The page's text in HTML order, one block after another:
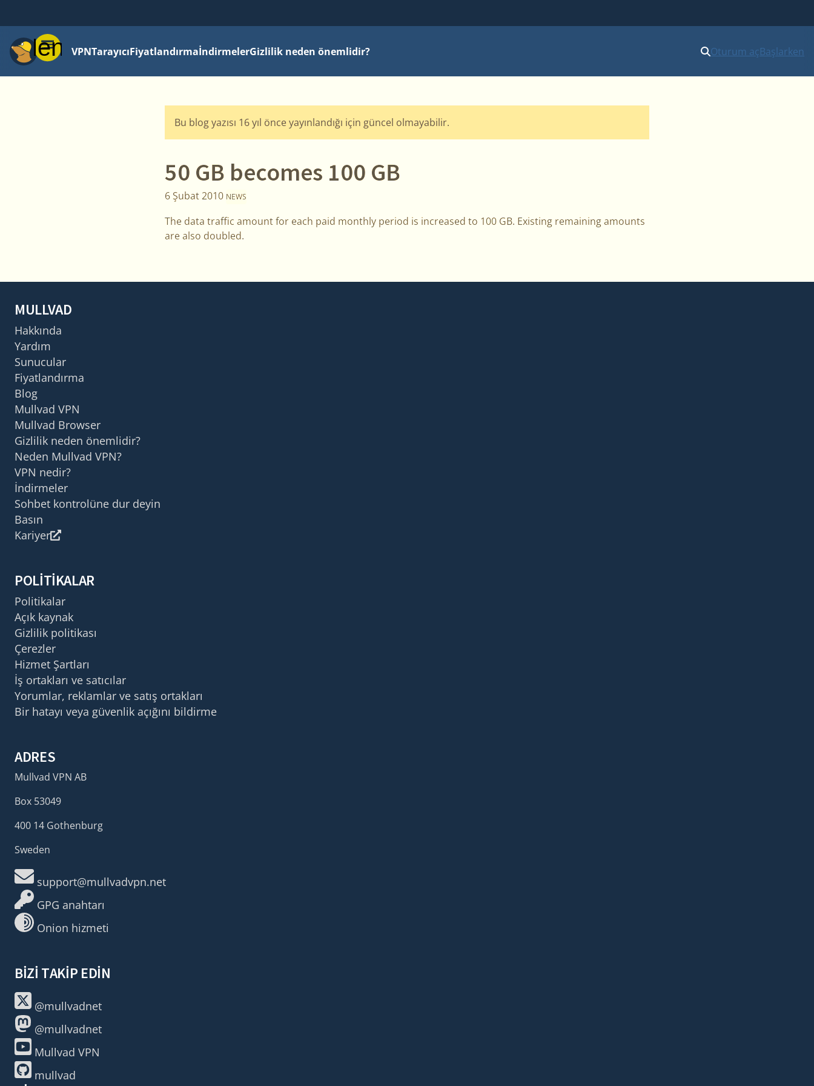
MenüVPNTarayıcıFiyatlandırmaİndirmelerGizlilik neden önemlidir? Oturum açBaşlarken
Bu blog yazısı 16 yıl önce yayınlandığı için güncel olmayabilir.
50 GB becomes 100 GB
6 Şubat 2010 NEWS
The data traffic amount for each paid monthly period is increased to 100 GB. Existing remaining amounts
are also doubled.
MULLVAD
Hakkında
Yardım
Sunucular
Fiyatlandırma
Blog
Mullvad VPN
Mullvad Browser
Gizlilik neden önemlidir?
Neden Mullvad VPN?
VPN nedir?
İndirmeler
Sohbet kontrolüne dur deyin
Basın
Kariyer
POLITIKALAR
Politikalar
Açık kaynak
Gizlilik politikası
Çerezler
Hizmet Şartları
İş ortakları ve satıcılar
Yorumlar, reklamlar ve satış ortakları
Bir hatayı veya güvenlik açığını bildirme
ADRES
Mullvad VPN AB
Box 53049
400 14 Gothenburg
Sweden
support@mullvadvpn.net
GPG anahtarı
Onion hizmeti
BIZI TAKIP EDIN
@mullvadnet
@mullvadnet
Mullvad VPN
mullvad